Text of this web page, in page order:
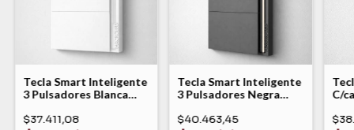
Tecla Smart Inteligente
3 Pulsadores Blanca
$37.411,08
Tecla Smart Inteligente
3 Pulsadores Negra
$40.463,45
C/